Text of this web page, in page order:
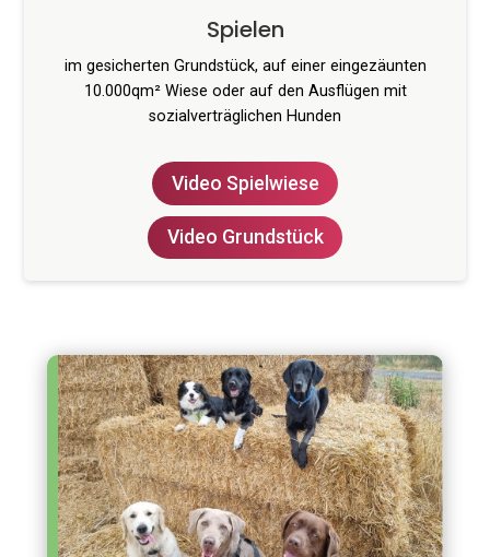
Spielen
im gesicherten Grundstück, auf einer eingezäunten
10.000qm² Wiese oder auf den Ausflügen mit
sozialverträglichen Hunden
Video Spielwiese
Video Grundstück